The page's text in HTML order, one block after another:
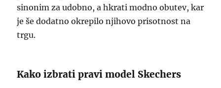
sinonim za udobno, a hkrati modno obutev, kar
je še dodatno okrepilo njihovo prisotnost na
trgu.
Kako izbrati pravi model Skechers